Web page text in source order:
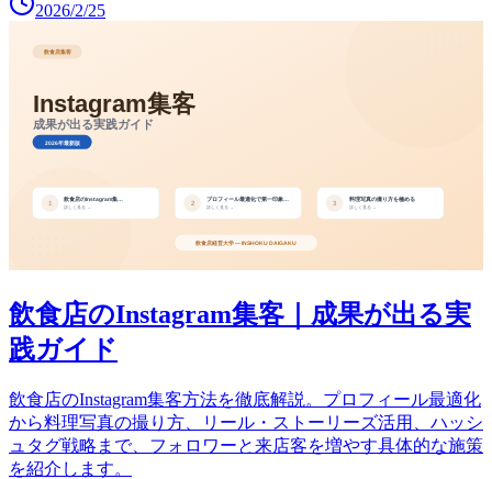
2026/2/25
飲食店のInstagram集客｜成果が出る実
践ガイド
飲食店のInstagram集客方法を徹底解説。プロフィール最適化
から料理写真の撮り方、リール・ストーリーズ活用、ハッシ
ュタグ戦略まで、フォロワーと来店客を増やす具体的な施策
を紹介します。